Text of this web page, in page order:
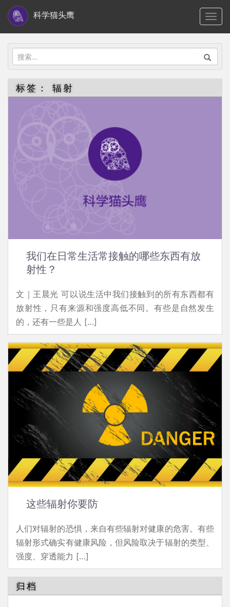
i
科学猫头鹰
搜
索：
标签： 辐射
我们在日常生活常接触的哪些东西有放
射性？
文｜王晨光 可以说生活中我们接触到的所有东西都有
放射性，只有来源和强度高低不同。有些是自然发生
的，还有一些是人 […]
这些辐射你要防
人们对辐射的恐惧，来自有些辐射对健康的危害。有些
辐射形式确实有健康风险，但风险取决于辐射的类型、
强度、穿透能力 […]
归档